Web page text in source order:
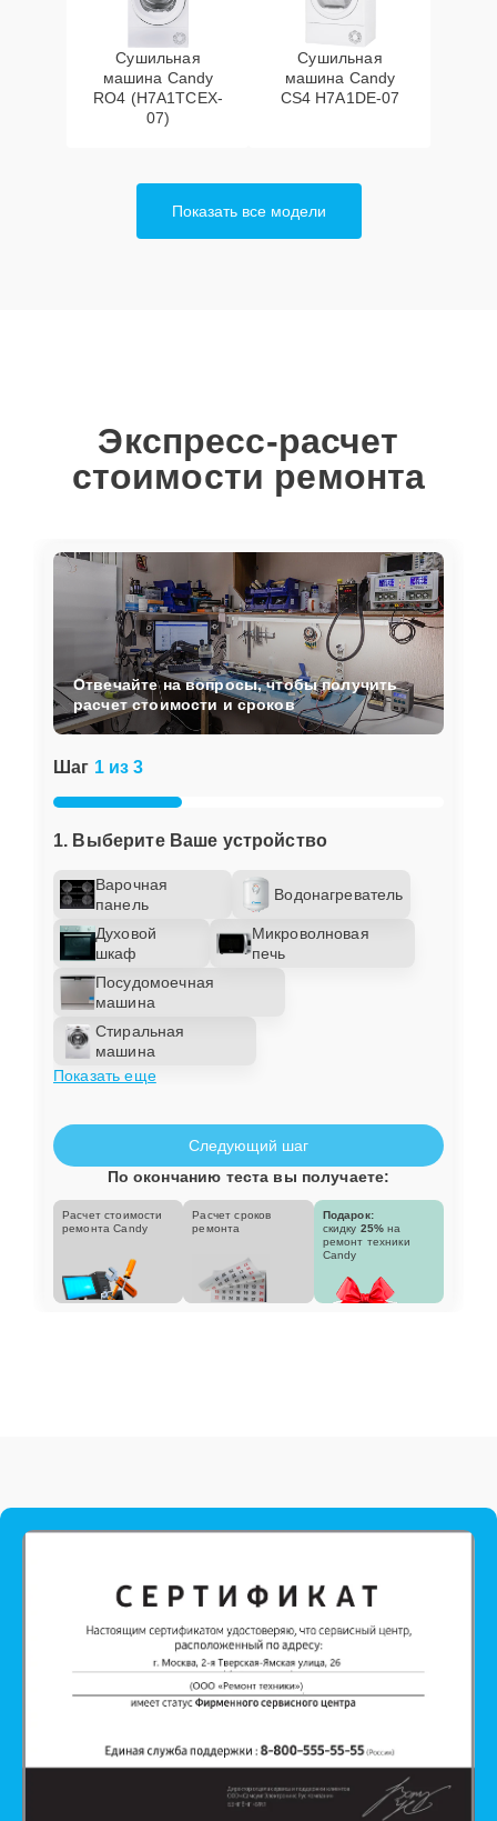
Сушильная
машина Candy
RO4 (H7A1TCEX-
07)
Сушильная
машина Candy
CS4 H7A1DE-07
Показать все модели
Экспресс-расчет
стоимости ремонта
Шаг 1 из 3
1. Выберите Ваше устройство
Варочная
панель
Водонагреватель
Духовой
шкаф
Микроволновая
печь
Посудомоечная
машина
Стиральная
машина
Показать еще
Отвечайте на вопросы, чтобы получить
расчет стоимости и сроков
Следующий шаг
По окончанию теста вы получаете:
Расчет стоимости
ремонта Candy
Расчет сроков
ремонта
Подарок:
скидку 25% на
ремонт техники
Candy